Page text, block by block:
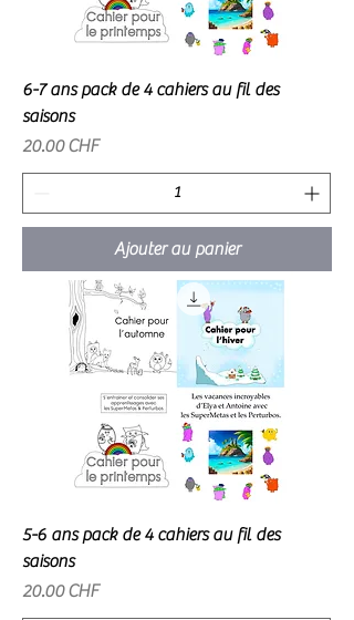
6-7 ans pack de 4 cahiers au fil des
saisons
Prix
20.00 CHF
Ajouter au panier
5-6 ans pack de 4 cahiers au fil des
saisons
Prix
20.00 CHF